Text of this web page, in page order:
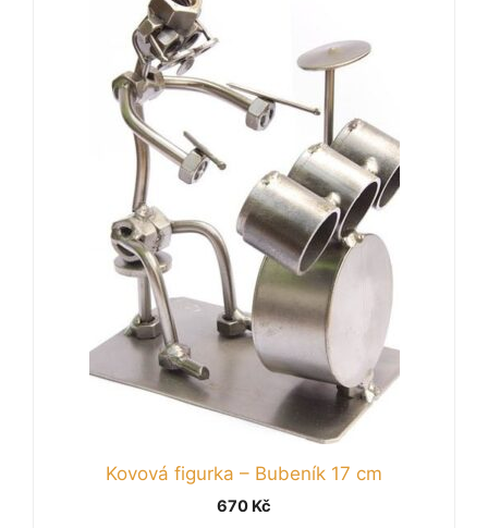
Kovová figurka – Bubeník 17 cm
670 Kč